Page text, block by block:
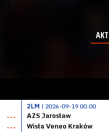
---
---
2LM | 2026-09-19 00:00
AZS Jarosław
Wisła Veneo Kraków